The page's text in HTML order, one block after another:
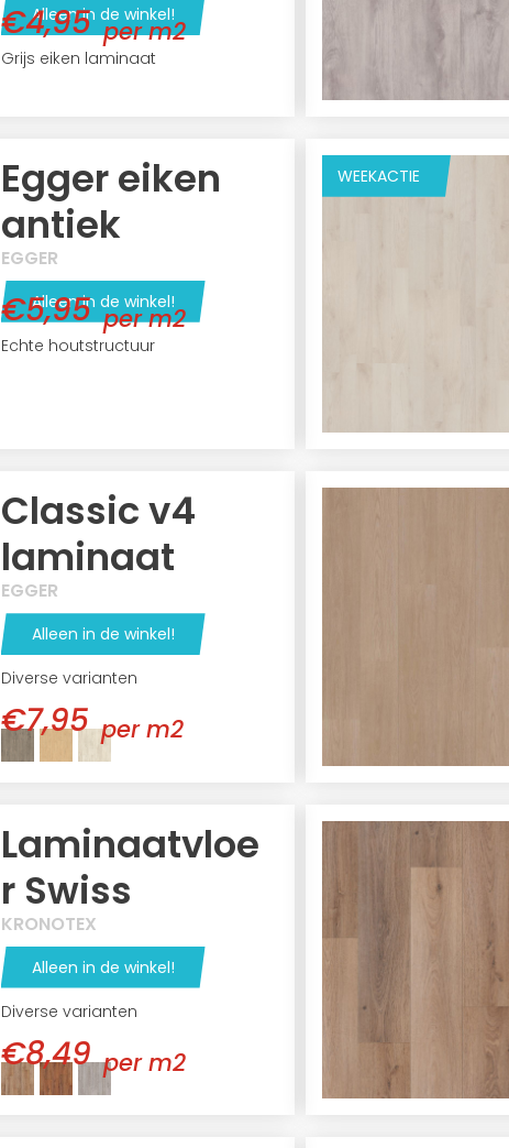
Alleen in de winkel!
Grijs eiken laminaat
€4,95 per m2
Egger eiken
antiek
EGGER
Alleen in de winkel!
Echte houtstructuur
€5,95 per m2
WEEKACTIE
Classic v4
laminaat
EGGER
Alleen in de winkel!
Diverse varianten
€7,95 per m2
Laminaatvloe
r Swiss
KRONOTEX
Alleen in de winkel!
Diverse varianten
€8,49 per m2